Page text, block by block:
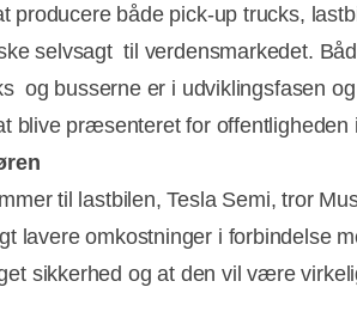
producere både pick-up trucks,
selvsagt  til verdensmarkedet.
 og busserne er i udviklingsfasen
blive præsenteret for offentligheden
til lastbilen, Tesla Semi, tror
lavere omkostninger i forbindelse
sikkerhed og at den vil være